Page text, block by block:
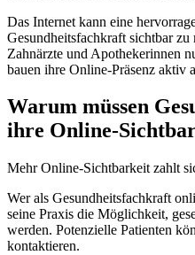
Das Internet kann eine
Gesundheitsfachkraft sichtbar
Zahnärzte und Apothekerinnen
bauen ihre Online-Präsenz aktiv
Warum müssen
ihre Online-
Mehr Online-Sichtbarkeit zahlt
Wer als Gesundheitsfachkraft
seine Praxis die Möglichkeit,
werden. Potenzielle Patienten
kontaktieren.